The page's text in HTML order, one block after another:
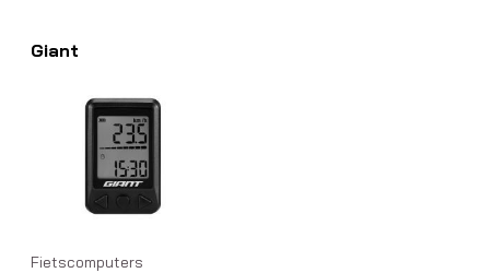
Giant
Fietscomputers